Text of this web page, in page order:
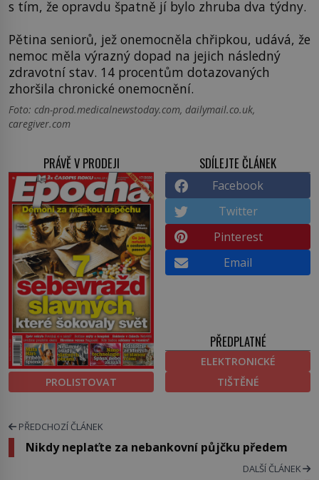
s tím, že opravdu špatně jí bylo zhruba dva týdny.
Pětina seniorů, jež onemocněla chřipkou, udává, že
nemoc měla výrazný dopad na jejich následný
zdravotní stav. 14 procentům dotazovaných
zhoršila chronické onemocnění.
Foto: cdn-prod.medicalnewstoday.com, dailymail.co.uk,
caregiver.com
PRÁVĚ V PRODEJI
PROLISTOVAT
SDÍLEJTE ČLÁNEK
Facebook
Twitter
Pinterest
Email
PŘEDPLATNÉ
ELEKTRONICKÉ
TIŠTĚNÉ
PŘEDCHOZÍ ČLÁNEK
Nikdy neplaťte za nebankovní půjčku předem
DALŠÍ ČLÁNEK